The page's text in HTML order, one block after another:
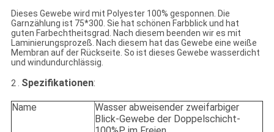
Dieses Gewebe wird mit Polyester 100% gesponnen. Die
Garnzählung ist 75*300. Sie hat schönen Farbblick und hat
guten Farbechtheitsgrad. Nach diesem beenden wir es mit
Laminierungsprozeß. Nach diesem hat das Gewebe eine weiße
Membran auf der Rückseite. So ist dieses Gewebe wasserdicht
und windundurchlässig.
2 . Spezifikationen:
Name
Wasser abweisender zweifarbiger
Blick-Gewebe der Doppelschicht-